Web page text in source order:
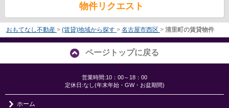
物件リクエスト
おもてなし不動産 > (賃貸)地域から探す > 名古屋市西区 > 清里町の賃貸物件
ページトップに戻る
営業時間:10：00～18：00
定休日:なし(年末年始・GW・お盆期間)
ホーム